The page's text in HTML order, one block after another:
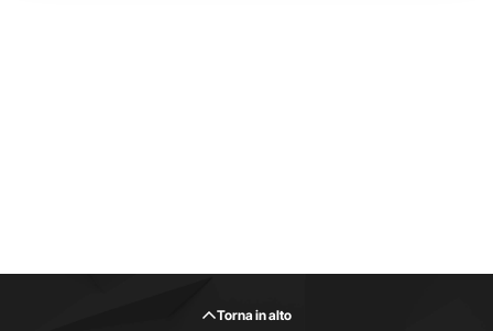
Torna in alto